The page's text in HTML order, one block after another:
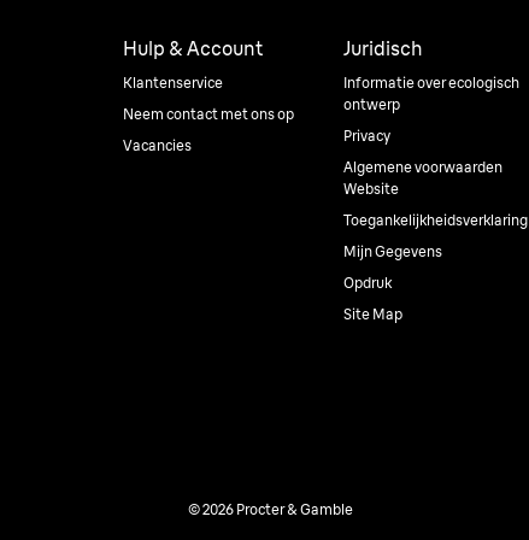
Hulp & Account
Klantenservice
Neem contact met ons op
Vacancies
Juridisch
Informatie over ecologisch
ontwerp
Privacy
Algemene voorwaarden
Website
Toegankelijkheidsverklaring
Mijn Gegevens
Opdruk
Site Map
© 2026 Procter & Gamble